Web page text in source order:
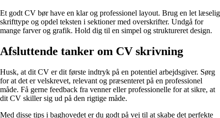
Et godt CV bør have en klar og professionel layout. Brug en let læselig
skrifttype og opdel teksten i sektioner med overskrifter. Undgå for
mange farver og grafik. Hold dig til en simpel og struktureret design.
Afsluttende tanker om CV skrivning
Husk, at dit CV er dit første indtryk på en potentiel arbejdsgiver. Sørg
for at det er velskrevet, relevant og præsenteret på en professionel
måde. Få gerne feedback fra venner eller professionelle for at sikre, at
dit CV skiller sig ud på den rigtige måde.
Med disse tips i baghovedet er du godt på vej til at skabe det perfekte